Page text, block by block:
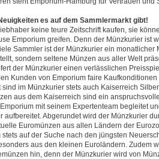
es auf dem Sammlermarkt gibt!
keine teure Zeitschrift kaufen, sie
Emporium greifen. Denn der Münzkurier ist
Sammler ist der Münzkurier ein monatlicher
sondern seltene Münzen aus aller Welt
der Münzkurier einen verlässlichen
Kunden von Emporium faire
im Münzkurier stets auch Kaiserreich
aus dem Kaiserreich sind ein
mit seinem Expertenteam begleitet
aufbereitet. Abgerundet wird der Münzkurier
Euromünzen aus allen Ländern der
stets auf der Suche nach den jüngsten
aus den kleinen Euroländern. Zudem
hin, denn der Münzkurier wird von